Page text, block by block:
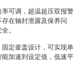
可调，超温超压双报警
在轴封泄露及保养问
。
固定釜盖设计，可实现单
加速到设定值，低速平